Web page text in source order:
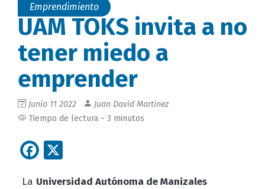
Emprendimiento
UAM TOKS invita a no
tener miedo a
emprender
Junio 11 2022
Juan David Martinez
Tiempo de lectura ~ 3 minutos
Facebook
La Universidad Autónoma de Manizales